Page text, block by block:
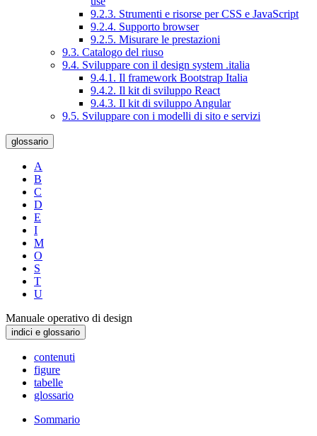
9.2.3. Strumenti e risorse per CSS e JavaScript
9.2.4. Supporto browser
9.2.5. Misurare le prestazioni
9.3. Catalogo del riuso
9.4. Sviluppare con il design system .italia
9.4.1. Il framework Bootstrap Italia
9.4.2. Il kit di sviluppo React
9.4.3. Il kit di sviluppo Angular
9.5. Sviluppare con i modelli di sito e servizi
glossario
A
B
C
D
E
I
M
O
S
T
U
Manuale operativo di design
indici e glossario
contenuti
figure
tabelle
glossario
Sommario